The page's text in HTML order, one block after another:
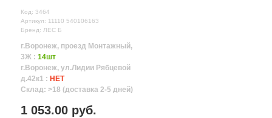
Код: 3464
Артикул: 11110 540106163
Бренд: ЛЕС Б
г.Воронеж, проезд Монтажный,
3Ж : 14шт
г.Воронеж, ул.Лидии Рябцевой
д.42к1 : НЕТ
Склад: >18 (доставка 2-5 дней)
1 053.00 руб.